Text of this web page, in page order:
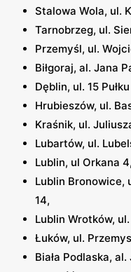
Stalowa Wola, ul.
Tarnobrzeg, ul.
Przemyśl, ul.
Biłgoraj, al. Jana
Dęblin, ul. 15
Hrubieszów, ul.
Kraśnik, ul.
Lubartów, ul.
Lublin, ul Orkana 4,
Lublin Bronowice,
14,
Lublin Wrotków,
Łuków, ul.
Biała Podlaska, al.